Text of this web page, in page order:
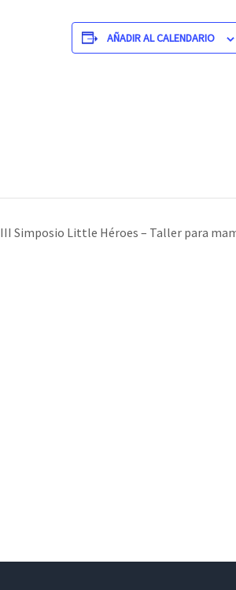
AÑADIR AL CALENDARIO
III Simposio Little Héroes – Taller para